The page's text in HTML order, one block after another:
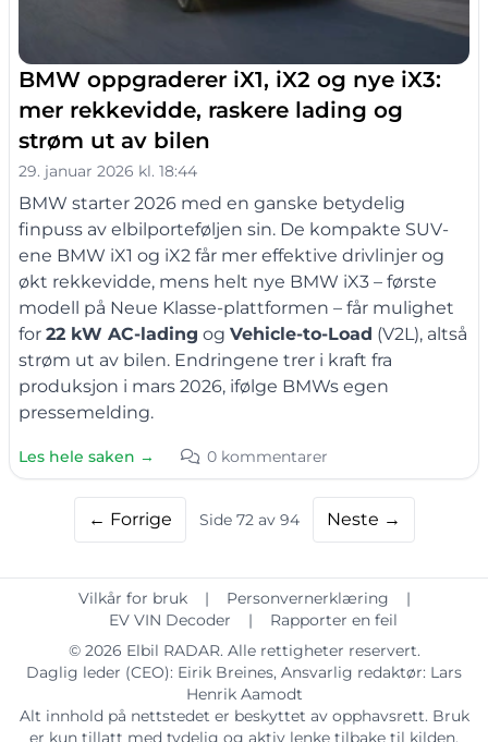
BMW oppgraderer iX1, iX2 og nye iX3:
mer rekkevidde, raskere lading og
strøm ut av bilen
29. januar 2026 kl. 18:44
BMW starter 2026 med en ganske betydelig
finpuss av elbilporteføljen sin. De kompakte SUV-
ene BMW iX1 og iX2 får mer effektive drivlinjer og
økt rekkevidde, mens helt nye BMW iX3 – første
modell på Neue Klasse-plattformen – får mulighet
for 22 kW AC-lading og Vehicle-to-Load (V2L), altså
strøm ut av bilen. Endringene trer i kraft fra
produksjon i mars 2026, ifølge BMWs egen
pressemelding.
Les hele saken → 0 kommentarer
← Forrige Side 72 av 94 Neste →
Vilkår for bruk | Personvernerklæring
|
EV VIN Decoder
|
Rapporter en feil
© 2026 Elbil RADAR. Alle rettigheter reservert.
Daglig leder (CEO): Eirik Breines, Ansvarlig redaktør: Lars
Henrik Aamodt
Alt innhold på nettstedet er beskyttet av opphavsrett. Bruk
er kun tillatt med tydelig og aktiv lenke tilbake til kilden.